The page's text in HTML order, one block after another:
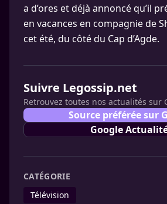
a d’ores et déjà annoncé qu’il
en vacances en compagnie de
cet été, du côté du Cap d’Agde.
Suivre Legossip.net
Retrouvez toutes nos actualités sur
Source préférée sur
Google
CATÉGORIE
Télévision